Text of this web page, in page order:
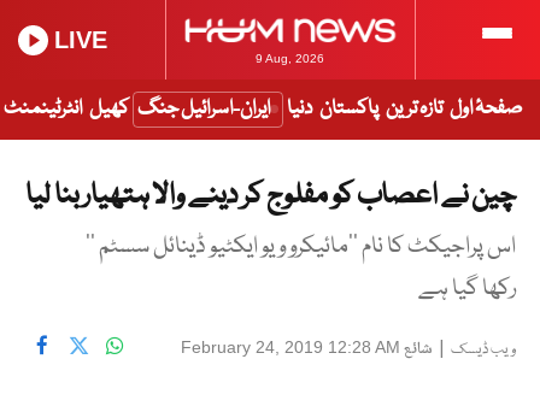
9 Aug, 2026
LIVE
صفحۂ اول تازہ ترین پاکستان دنیا ایران-اسرائیل جنگ کھیل انٹرٹینمنٹ
چین نے اعصاب کو مفلوج کر دینے والا ہتھیار بنا لیا
اس پراجیکٹ کا نام ’’مائیکرو ویو ایکٹیو ڈینائل سسٹم ’’
رکھا گیا ہے
ویب ڈیسک | شائع February 24, 2019 12:28 AM